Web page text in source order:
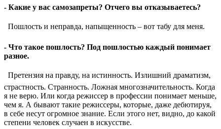
- Какие у вас самозапреты? Отчего вы отказываетесь?
 Пошлость и неправда, напыщенность – вот табу для меня.
- Что такое пошлость? Под пошлостью каждый понимает
разное.
 Претензия на правду, на истинность. Излишний драматизм,
страстность. Странность. Ложная многозначительность. Когда
я не верю. Или когда режиссер в профессии понимает меньше,
чем я. А бывают такие режиссеры, которые, даже дебютируя,
в себе несут огромное знание. Если этого нет, видно, до какой
степени человек случаен в искусстве.